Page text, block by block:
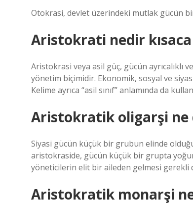
Otokrasi, devlet üzerindeki mutlak gücün
Aristokrati nedir kısaca
Aristokrasi veya asil güç, gücün ayrıcalıklı
yönetim biçimidir. Ekonomik, sosyal ve
Kelime ayrıca “asil sınıf” anlamında da
Aristokratik oligarşi ne
Siyasi gücün küçük bir grubun elinde
aristokraside, gücün küçük bir grupta
yöneticilerin elit bir aileden gelmesi gerekli
Aristokratik monarşi